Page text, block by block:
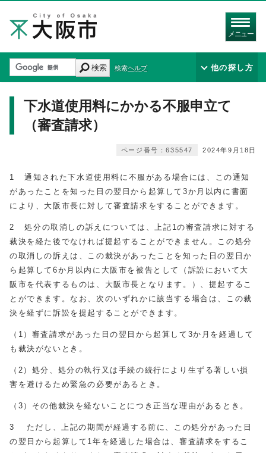
メニュー
検索 検索ヘルプ 他の探し方
下水道使用料にかかる不服申立て
（審査請求）
2024年9月18日
ページ番号：635547
1 通知された下水道使用料に不服がある場合には、この通知
があったことを知った日の翌日から起算して3か月以内に書面
により、大阪市長に対して審査請求をすることができます。
2 処分の取消しの訴えについては、上記1の審査請求に対する
裁決を経た後でなければ提起することができません。この処分
の取消しの訴えは、この裁決があったことを知った日の翌日か
ら起算して6か月以内に大阪市を被告として（訴訟において大
阪市を代表するものは、大阪市長となります。）、提起するこ
とができます。なお、次のいずれかに該当する場合は、この裁
決を経ずに訴訟を提起することができます。
（1）審査請求があった日の翌日から起算して3か月を経過して
も裁決がないとき。
（2）処分、処分の執行又は手続の続行により生ずる著しい損
害を避けるため緊急の必要があるとき。
（3）その他裁決を経ないことにつき正当な理由があるとき。
3 ただし、上記の期間が経過する前に、この処分があった日
の翌日から起算して1年を経過した場合は、審査請求をするこ